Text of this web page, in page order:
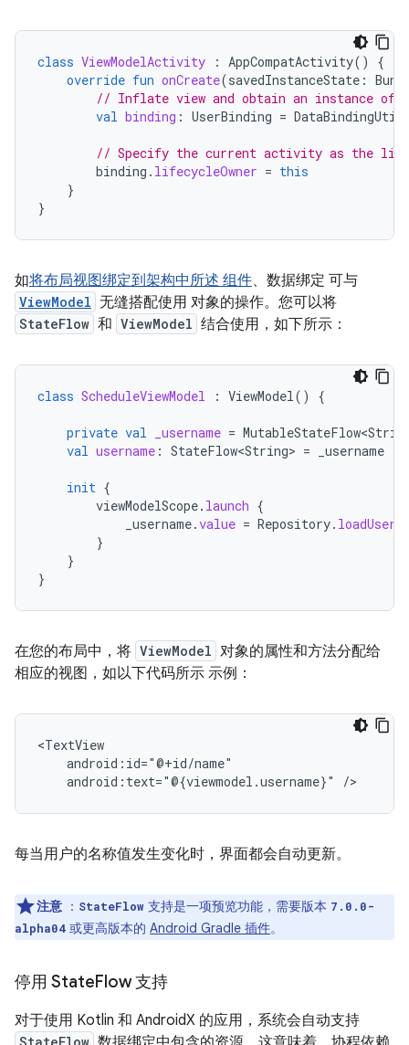
class ViewModelActivity : AppCompatActivity()
{
override fun onCreate(savedInstanceState :
// Inflate view and obtain an instance of
val binding : UserBinding = DataBindingUtil
// Specify the current activity as the
binding . lifecycleOwner = this
}
}
如将布局视图绑定到架构中所述 组件、数据绑定 可与
ViewModel 无缝搭配使用 对象的操作。您可以将
StateFlow 和 ViewModel 结合使用，如下所示：
class ScheduleViewModel : ViewModel() {
private val _username =
val username : StateFlow<String> = _username
init {
viewModelScope. launch {
_username.value = Repository.
}
}
}
在您的布局中，将 ViewModel 对象的属性和方法分配给
相应的视图，如以下代码所示 示例：
android:text="@{viewmodel.username}"
每当用户的名称值发生变化时，界面都会自动更新。
注意 ： StateFlow 支持是一项预览功能，需要版本 7.0.0-
alpha04 或更高版本的 Android Gradle 插件。
停用 StateFlow 支持
对于使用 Kotlin 和 AndroidX 的应用，系统会自动支持